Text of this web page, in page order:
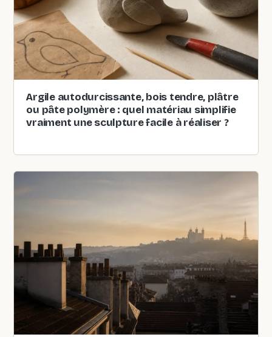
Argile autodurcissante, bois tendre, plâtre
ou pâte polymère : quel matériau simplifie
vraiment une sculpture facile à réaliser ?